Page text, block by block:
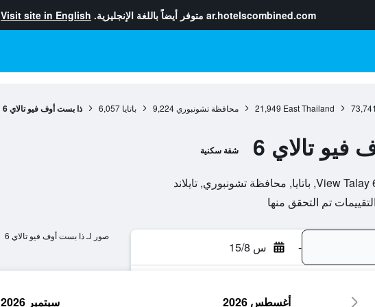
ar.hotelscombined.com متوفر أيضاً باللغة الإنجليزية. Visit site in English
73,741
East Thailand
21,949 محافظة تشونبوري 9,224 باتايا 6,057 ذا بست أوف فيو تالاي 6
تالاي 6 شقة سكنية
- س 15/8
صور لـ ذا بست أوف فيو تالاي 6
أغسطس 2026 سبتمبر 2026